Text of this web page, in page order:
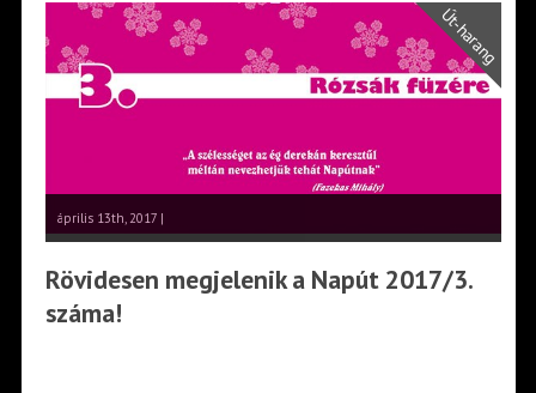
Út-harang
április 13th, 2017 |
Rövidesen megjelenik a Napút 2017/3.
száma!